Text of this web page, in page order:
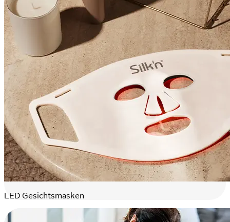
LED Gesichtsmasken